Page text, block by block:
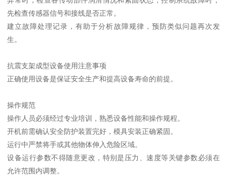
先检查传感器信号和接线是否正常。
建立故障处理记录，有助于分析故障规律，预防类似问题再次发
生。
抗震支架成型设备使用注意事项
正确使用设备是保证安全生产和提高设备寿命的前提。
操作规范
操作人员必须经过专业培训，熟悉设备性能和操作规程。
开机前需确认安全防护装置完好，模具安装正确紧固。
运行中严禁将手或其他物体伸入危险区域。
设备运行参数不得随意更改，特别是压力、速度等关键参数必须在
允许范围内调整。